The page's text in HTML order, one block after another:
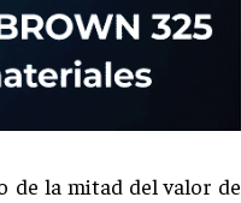
de la mitad del valor de